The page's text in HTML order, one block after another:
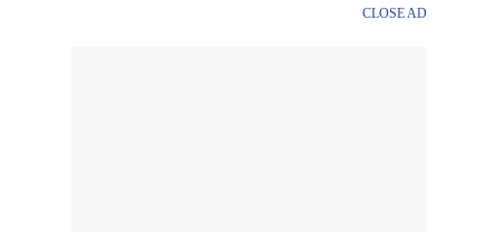
CLOSE AD